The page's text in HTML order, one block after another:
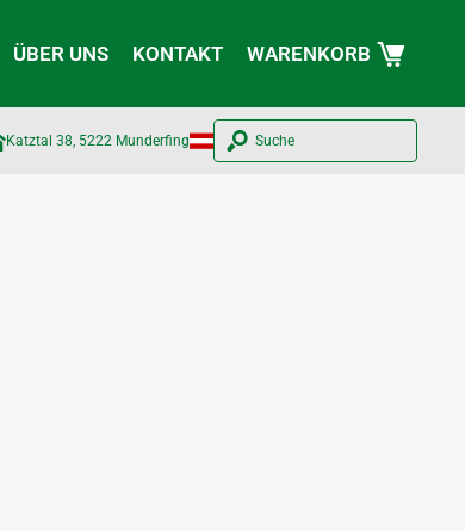
ÜBER UNS KONTAKT WARENKORB
Katztal 38, 5222 Munderfing Suche